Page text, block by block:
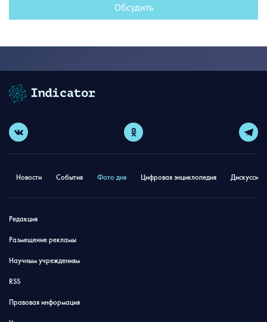
Обсудить
Новости События Фото дня Цифровая энциклопедия
Редакция
Размещение рекламы
Научным учреждениям
RSS
Правовая информация